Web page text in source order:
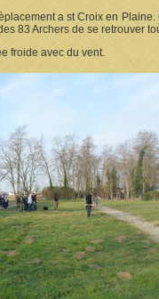
a st Croix en
83 Archers de se retrouver
froide avec du vent.